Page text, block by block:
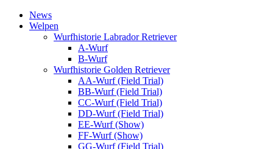
News
Welpen
Wurfhistorie Labrador Retriever
A-Wurf
B-Wurf
Wurfhistorie Golden Retriever
AA-Wurf (Field Trial)
BB-Wurf (Field Trial)
CC-Wurf (Field Trial)
DD-Wurf (Field Trial)
EE-Wurf (Show)
FF-Wurf (Show)
GG-Wurf (Field Trial)